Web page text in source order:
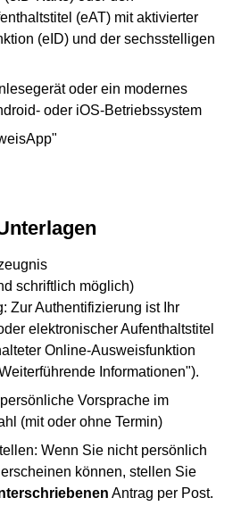
(eAT) mit aktivierter
(eID) und der sechsstelligen
oder ein modernes
oder iOS-Betriebssystem
schriftlich möglich)
Zur Authentifizierung ist Ihr
elektronischer Aufenthaltstitel
Online-Ausweisfunktion
Informationen").
Vorsprache im
(mit oder ohne Termin)
Wenn Sie nicht persönlich
können, stellen Sie
Antrag per Post.